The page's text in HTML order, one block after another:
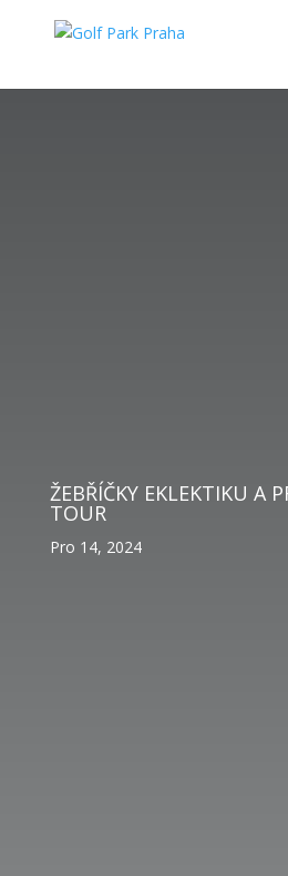
ŽEBŘÍČKY EKLEKTIKU A
TOUR
Pro 14, 2024